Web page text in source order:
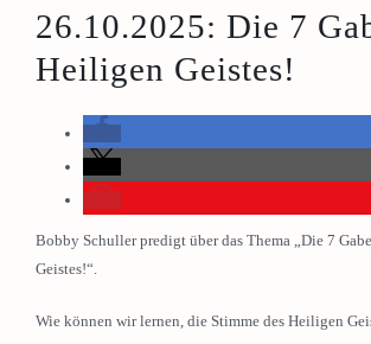
26.10.2025: Die 7
Heiligen Geistes!
Bobby Schuller predigt über das Thema „Die 7
Geistes!“.
Wie können wir lernen, die Stimme des Heiligen